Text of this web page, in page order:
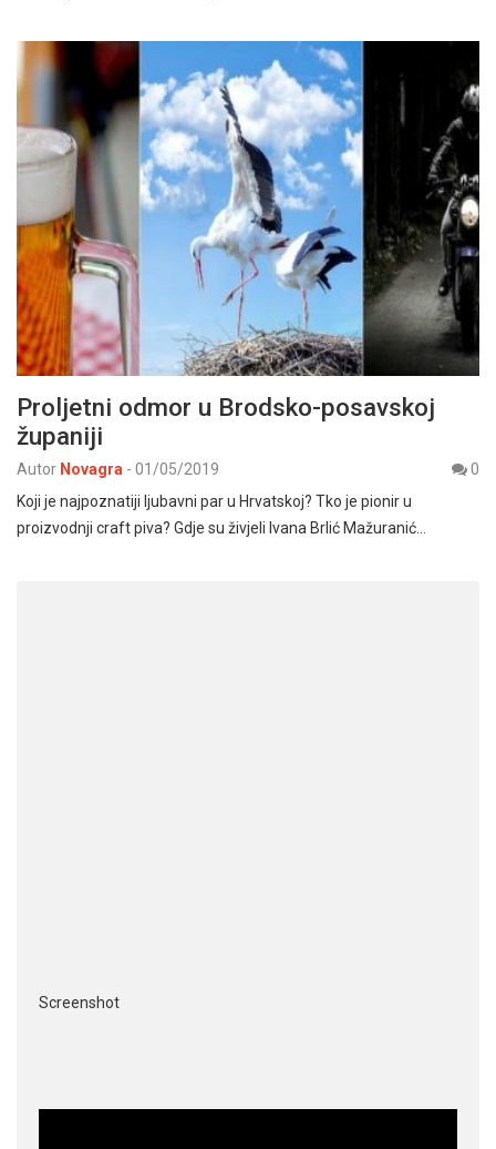
Proljetni odmor u Brodsko-posavskoj
županiji
Autor Novagra - 01/05/2019
0
Koji je najpoznatiji ljubavni par u Hrvatskoj? Tko je pionir u
proizvodnji craft piva? Gdje su živjeli Ivana Brlić Mažuranić…
Screenshot